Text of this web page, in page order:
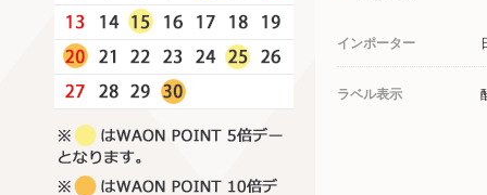
インポーター
ラベル表示